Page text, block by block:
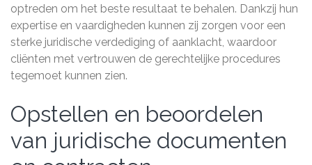
optreden om het beste resultaat te behalen. Dankzij hun
expertise en vaardigheden kunnen zij zorgen voor een
sterke juridische verdediging of aanklacht, waardoor
cliënten met vertrouwen de gerechtelijke procedures
tegemoet kunnen zien.
Opstellen en beoordelen
van juridische documenten